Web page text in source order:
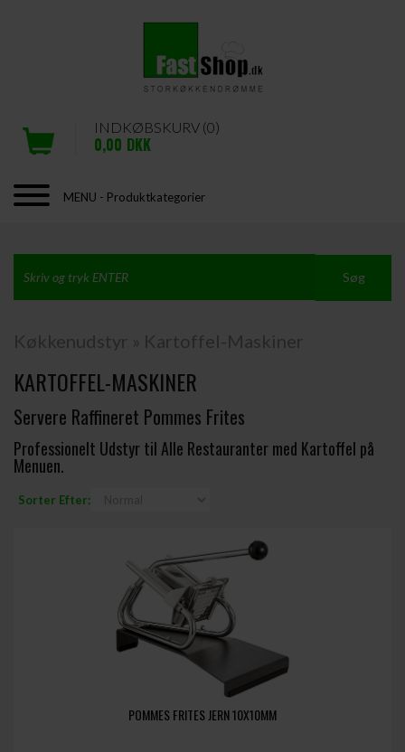
INDKØBSKURV (0)
0,00 DKK
MENU - Produktkategorier
Køkkenudstyr » Kartoffel-Maskiner
KARTOFFEL-MASKINER
Servere Raffineret Pommes Frites
Professionelt Udstyr til Alle Restauranter med Kartoffel på
Menuen.
Sorter Efter:
POMMES FRITES JERN 10X10MM